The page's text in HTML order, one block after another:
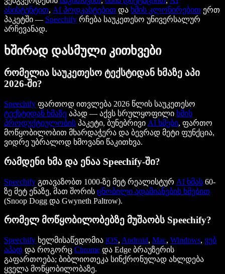
ასისტენტით, AI პოდკასტებით და ხმის კლონირებით ერთ
პაკეტში — Speechify რჩება საუკეთესო უნივერსალურ
არჩევანად.
ხშირად დასმული კითხვები
რომელია საუკეთესო ტექსტიდან ხმაზე აპი
2026-ში?
Speechify ფართოდ ითვლება 2026 წლის საუკეთესო
ტექსტიდან ხმაზე აპად — აქვს სრულყოფილი ხმის
პროდუქტიულობის პაკეტი, ბუნებრივი AI ხმები, ფართო
მოწყობილობით მხარდაჭერა და ბევრად მეტი ფუნქცია,
ვიდრე უბრალოდ ხმოვანი წაკითხვა.
რამდენი ხმა და ენაა Speechify-ში?
Speechify გთავაზობთ 1000-ზე მეტ რეალისტურ AI ხმას 60-
ზე მეტ ენაზე, მათ შორის ცნობილი ადამიანების ხმებით
(Snoop Dogg და Gwyneth Paltrow).
რომელ მოწყობილობებზე მუშაობს Speechify?
Speechify ხელმისაწვდომია iOS, Android, Mac, Windows, ვებ
აპად და როგორც Chrome და Edge ბრაუზერის
გაფართოება; ბიბლიოთეკა სინქრონულად ახლდება
ყველა მოწყობილობაზე.